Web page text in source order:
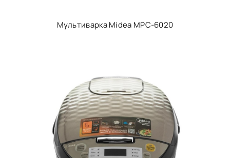
Мультиварка Midea MPC-6020